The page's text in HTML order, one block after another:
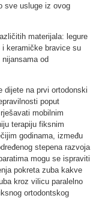
sve usluge iz ovog
materijala: legure
keramičke bravice su
od
dijete na prvi ortodonski
poput
mobilnim
terapiju fiksnim
godinama, između
stepena razvoja
mogu se ispraviti
pokreta zuba kakve
kroz vilicu paralelno
ortodontskog